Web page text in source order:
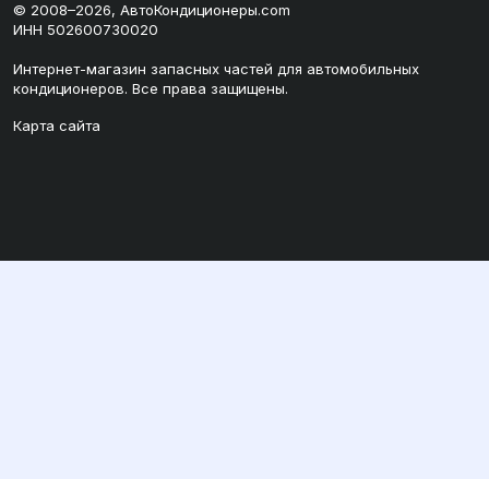
© 2008–2026, АвтоКондиционеры.com
ИНН 502600730020
Интернет-магазин запасных частей для автомобильных
кондиционеров. Все права защищены.
Карта сайта